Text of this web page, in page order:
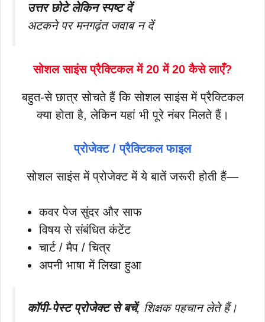
उत्तर छोटे लेकिन स्पष्ट दें
अटकने पर मनगढ़ंत जवाब न दें
सोशल साइंस प्रैक्टिकल में 20 में 20 कैसे लाएँ?
बहुत-से छात्र सोचते हैं कि सोशल साइंस में प्रैक्टिकल
क्या होता है, लेकिन यहां भी पूरे नंबर मिलते हैं।
प्रोजेक्ट / प्रैक्टिकल फाइल
सोशल साइंस में प्रोजेक्ट में ये बातें जरूरी होती हैं—
कवर पेज सुंदर और साफ
विषय से संबंधित कंटेंट
चार्ट / मैप / चित्र
अपनी भाषा में लिखा हुआ
कॉपी-पेस्ट प्रोजेक्ट से बचें, शिक्षक पहचान लेते हैं।